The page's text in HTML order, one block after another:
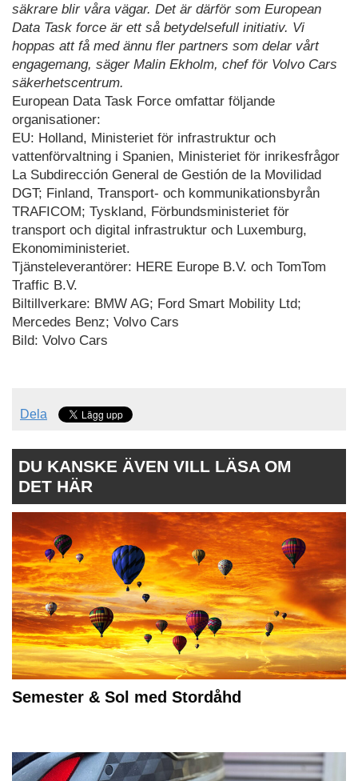
säkrare blir våra vägar. Det är därför som European
Data Task force är ett så betydelsefull initiativ. Vi
hoppas att få med ännu fler partners som delar vårt
engagemang, säger Malin Ekholm, chef för Volvo Cars
säkerhetscentrum.
European Data Task Force omfattar följande
organisationer:
EU: Holland, Ministeriet för infrastruktur och
vattenförvaltning i Spanien, Ministeriet för inrikesfrågor
La Subdirección General de Gestión de la Movilidad
DGT; Finland, Transport- och kommunikationsbyrån
TRAFICOM; Tyskland, Förbundsministeriet för
transport och digital infrastruktur och Luxemburg,
Ekonomiministeriet.
Tjänsteleverantörer: HERE Europe B.V. och TomTom
Traffic B.V.
Biltillverkare: BMW AG; Ford Smart Mobility Ltd;
Mercedes Benz; Volvo Cars
Bild: Volvo Cars
Dela
DU KANSKE ÄVEN VILL LÄSA OM
DET HÄR
Semester & Sol med Stordåhd